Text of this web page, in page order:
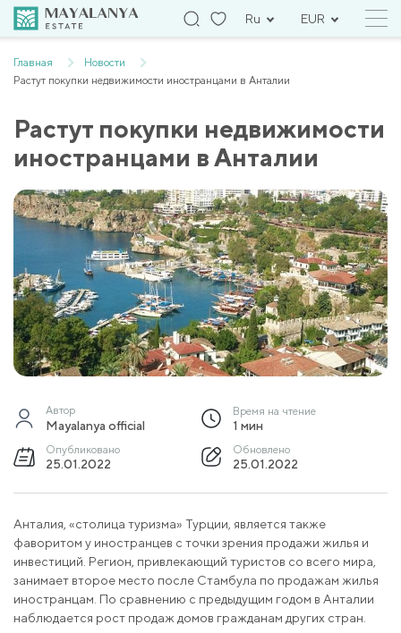
Ru EUR
Главная
Новости
Растут покупки недвижимости иностранцами в Анталии
Растут покупки недвижимости
иностранцами в Анталии
Автор
Mayalanya official
Время на чтение
1 мин
Опубликовано
25.01.2022
Обновлено
25.01.2022
Анталия, «столица туризма» Турции, является также
фаворитом у иностранцев с точки зрения продажи жилья и
инвестиций. Регион, привлекающий туристов со всего мира,
занимает второе место после Стамбула по продажам жилья
иностранцам. По сравнению с предыдущим годом в Анталии
наблюдается рост продаж домов гражданам других стран.